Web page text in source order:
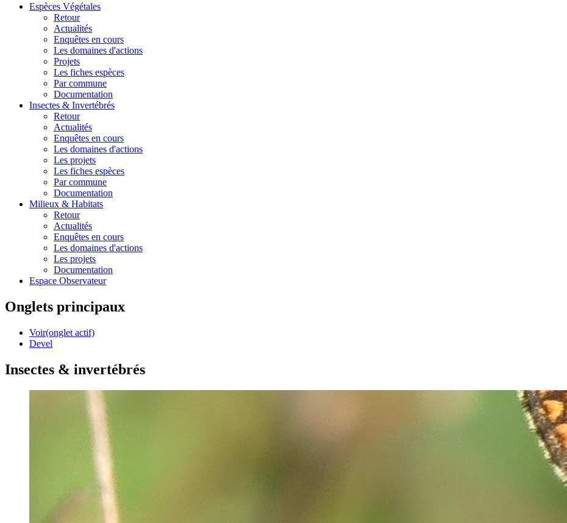
Espèces Végétales
Retour
Actualités
Enquêtes en cours
Les domaines d'actions
Projets
Les fiches espèces
Par commune
Documentation
Insectes & Invertébrés
Retour
Actualités
Enquêtes en cours
Les domaines d'actions
Les projets
Les fiches espèces
Par commune
Documentation
Milieux & Habitats
Retour
Actualités
Enquêtes en cours
Les domaines d'actions
Les projets
Documentation
Espace Observateur
Onglets principaux
Voir(onglet actif)
Devel
Insectes & invertébrés